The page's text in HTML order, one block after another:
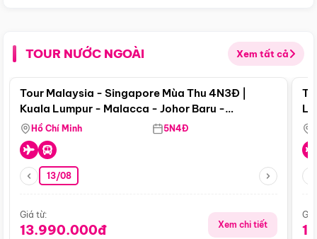
TOUR NƯỚC NGOÀI Xem tất cả
Điểm nổi bật
Tour Malaysia - Singapore Mùa Thu 4N3Đ |
Kuala Lumpur - Malacca - Johor Baru -
Singapore
Hồ Chí Minh 5N4Đ
13/08
Giá từ:
13.990.000đ Xem chi tiết